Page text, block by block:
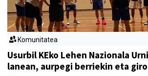
Komunitatea
Usurbil KEko Lehen Nazionala
lanean, aurpegi berriekin eta